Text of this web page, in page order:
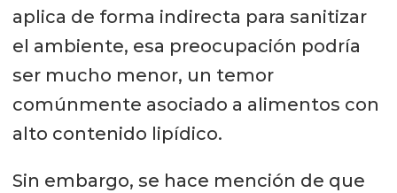
aplica de forma indirecta para sanitizar
el ambiente, esa preocupación podría
ser mucho menor, un temor
comúnmente asociado a alimentos con
alto contenido lipídico.
Sin embargo, se hace mención de que